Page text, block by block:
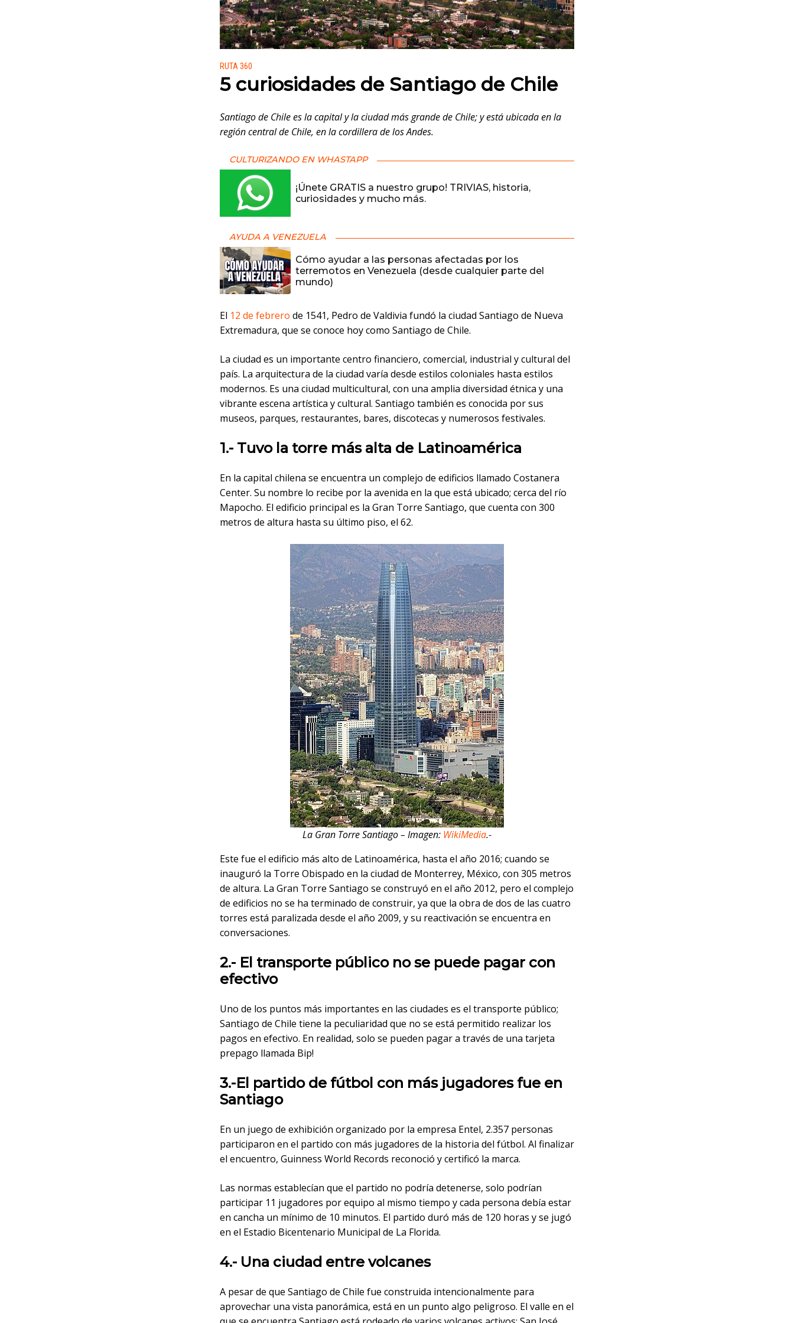
Publicado en:
RUTA 360
5 curiosidades de Santiago de Chile
Santiago de Chile es la capital y la ciudad más grande de Chile; y está ubicada en la
región central de Chile, en la cordillera de los Andes.
CULTURIZANDO EN WHASTAPP
¡Únete GRATIS a nuestro grupo! TRIVIAS, historia,
curiosidades y mucho más.
AYUDA A VENEZUELA
Cómo ayudar a las personas afectadas por los
terremotos en Venezuela (desde cualquier parte del
mundo)
El 12 de febrero de 1541, Pedro de Valdivia fundó la ciudad Santiago de Nueva
Extremadura, que se conoce hoy como Santiago de Chile.
La ciudad es un importante centro financiero, comercial, industrial y cultural del
país. La arquitectura de la ciudad varía desde estilos coloniales hasta estilos
modernos. Es una ciudad multicultural, con una amplia diversidad étnica y una
vibrante escena artística y cultural. Santiago también es conocida por sus
museos, parques, restaurantes, bares, discotecas y numerosos festivales.
1.- Tuvo la torre más alta de Latinoamérica
En la capital chilena se encuentra un complejo de edificios llamado Costanera
Center. Su nombre lo recibe por la avenida en la que está ubicado; cerca del río
Mapocho. El edificio principal es la Gran Torre Santiago, que cuenta con 300
metros de altura hasta su último piso, el 62.
La Gran Torre Santiago – Imagen: WikiMedia.-
Este fue el edificio más alto de Latinoamérica, hasta el año 2016; cuando se
inauguró la Torre Obispado en la ciudad de Monterrey, México, con 305 metros
de altura. La Gran Torre Santiago se construyó en el año 2012, pero el complejo
de edificios no se ha terminado de construir, ya que la obra de dos de las cuatro
torres está paralizada desde el año 2009, y su reactivación se encuentra en
conversaciones.
2.- El transporte público no se puede pagar con
efectivo
Uno de los puntos más importantes en las ciudades es el transporte público;
Santiago de Chile tiene la peculiaridad que no se está permitido realizar los
pagos en efectivo. En realidad, solo se pueden pagar a través de una tarjeta
prepago llamada Bip!
3.-El partido de fútbol con más jugadores fue en
Santiago
En un juego de exhibición organizado por la empresa Entel, 2.357 personas
participaron en el partido con más jugadores de la historia del fútbol. Al finalizar
el encuentro, Guinness World Records reconoció y certificó la marca.
Las normas establecían que el partido no podría detenerse, solo podrían
participar 11 jugadores por equipo al mismo tiempo y cada persona debía estar
en cancha un mínimo de 10 minutos. El partido duró más de 120 horas y se jugó
en el Estadio Bicentenario Municipal de La Florida.
4.- Una ciudad entre volcanes
A pesar de que Santiago de Chile fue construida intencionalmente para
aprovechar una vista panorámica, está en un punto algo peligroso. El valle en el